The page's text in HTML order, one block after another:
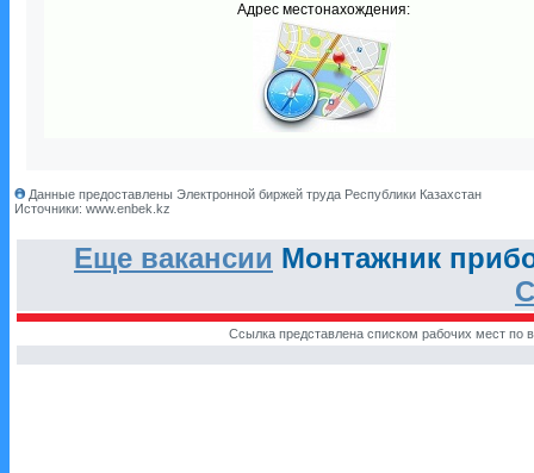
Адрес местонахождения:
Данные предоставлены Электронной биржей труда Республики Казахстан
Источники: www.enbek.kz
Еще вакансии Монтажник
Ссылка представлена списком рабочих мест по